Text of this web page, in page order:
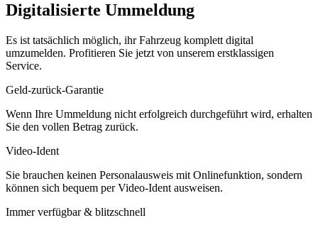
Digitalisierte Ummeldung
Es ist tatsächlich möglich, ihr Fahrzeug komplett digital
umzumelden. Profitieren Sie jetzt von unserem erstklassigen
Service.
Geld-zurück-Garantie
Wenn Ihre Ummeldung nicht erfolgreich durchgeführt wird, erhalten
Sie den vollen Betrag zurück.
Video-Ident
Sie brauchen keinen Personalausweis mit Onlinefunktion, sondern
können sich bequem per Video-Ident ausweisen.
Immer verfügbar & blitzschnell